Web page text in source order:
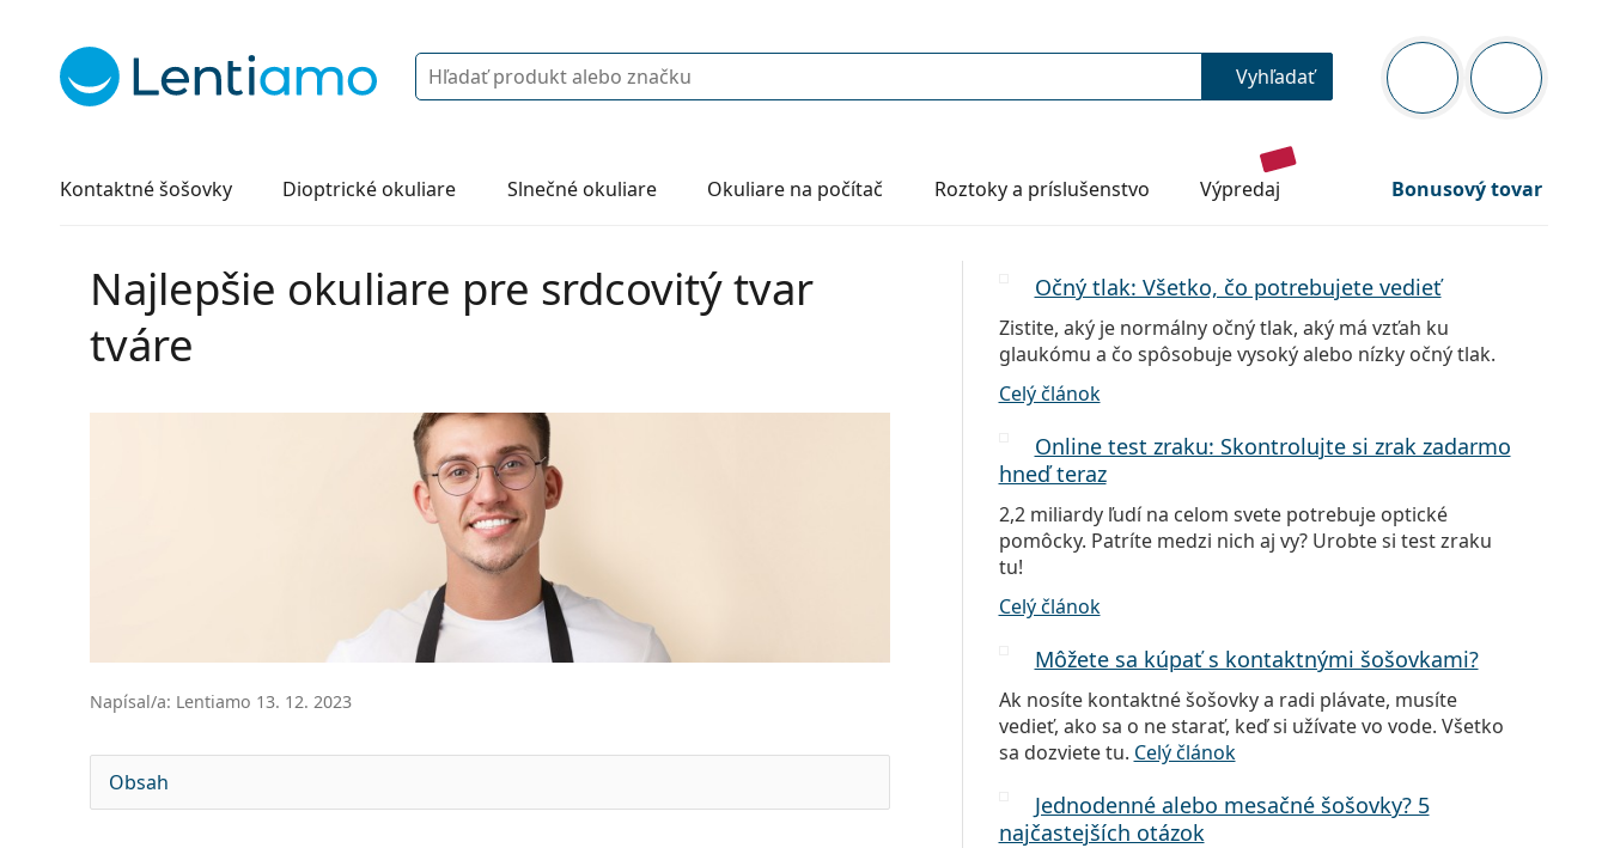
Navigačný panel
Blog ste
Vyhľadávanie Vyhľadať
Kontaktné šošovky
Roztoky Dioptrické okuliare Slnečné okuliare Okuliare na počítač Roztoky a príslušenstvo výpredaj Bonusový tovar
Všetko o nákupe
Najlepšie okuliare pre srdcovitý tvar
tváre
Napísal/a: Lentiamo 13. 12. 2023
Obsah
Očný tlak: Všetko, čo potrebujete vedieť
Zistite, aký je normálny očný tlak, aký má vzťah ku
glaukómu a čo spôsobuje vysoký alebo nízky očný tlak.
Celý článok
Online test zraku: Skontrolujte si zrak zadarmo
hneď teraz
2,2 miliardy ľudí na celom svete potrebuje optické
pomôcky. Patríte medzi nich aj vy? Urobte si test zraku
tu!
Celý článok
Môžete sa kúpať s kontaktnými šošovkami?
Ak nosíte kontaktné šošovky a radi plávate, musíte
vedieť, ako sa o ne starať, keď si užívate vo vode. Všetko
sa dozviete tu. Celý článok
Jednodenné alebo mesačné šošovky? 5
najčastejších otázok